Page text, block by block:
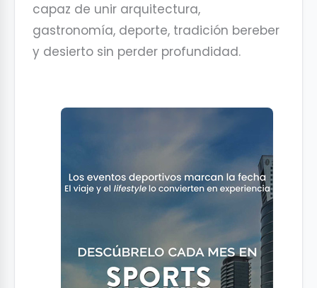
capaz de unir arquitectura,
gastronomía, deporte, tradición bereber
y desierto sin perder profundidad.